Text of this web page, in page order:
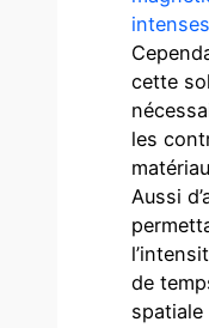
cette
les
Aussi
de